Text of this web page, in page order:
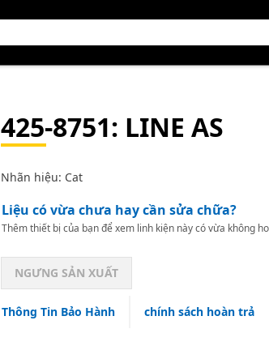
425-8751: LINE AS
Nhãn hiệu: Cat
Liệu có vừa chưa hay cần sửa chữa?
Thêm thiết bị của bạn để xem linh kiện này có vừa không
NGƯNG SẢN XUẤT
Thông Tin Bảo Hành chính sách hoàn trả